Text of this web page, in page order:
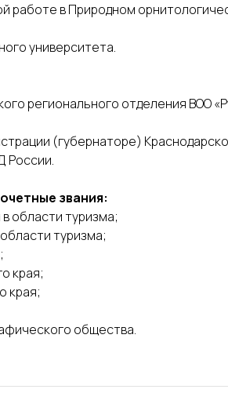
работе в Природном
университета.
регионального отделения ВОО
(губернаторе)
России.
звания:
области туризма;
туризма;
края;
края;
общества.